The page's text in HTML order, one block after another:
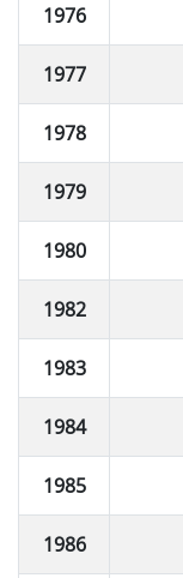
1976
1977
1978
1979
1980
1982
1983
1984
1985
1986